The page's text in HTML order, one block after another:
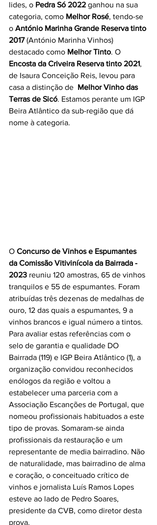
lides, o Pedra Só 2022 ganhou na sua
categoria, como Melhor Rosé, tendo-se
o António Marinha Grande Reserva tinto
2017 (António Marinha Vinhos)
destacado como Melhor Tinto. O
Encosta da Criveira Reserva tinto 2021,
de Isaura Conceição Reis, levou para
casa a distinção de Melhor Vinho das
Terras de Sicó. Estamos perante um IGP
Beira Atlântico da sub-região que dá
nome à categoria.
O Concurso de Vinhos e Espumantes
da Comissão Vitivinícola da Bairrada -
2023 reuniu 120 amostras, 65 de vinhos
tranquilos e 55 de espumantes. Foram
atribuídas três dezenas de medalhas de
ouro, 12 das quais a espumantes, 9 a
vinhos brancos e igual número a tintos.
Para avaliar estas referências com o
selo de garantia e qualidade DO
Bairrada (119) e IGP Beira Atlântico (1), a
organização convidou reconhecidos
enólogos da região e voltou a
estabelecer uma parceria com a
Associação Escanções de Portugal, que
nomeou profissionais habituados a este
tipo de provas. Somaram-se ainda
profissionais da restauração e um
representante de media bairradino. Não
de naturalidade, mas bairradino de alma
e coração, o conceituado crítico de
vinhos e jornalista Luís Ramos Lopes
esteve ao lado de Pedro Soares,
presidente da CVB, como diretor desta
prova.